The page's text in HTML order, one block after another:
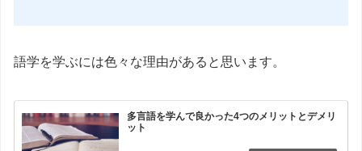
語学を学ぶには色々な理由があると思います。
多言語を学んで良かった4つのメリットとデメリ
ット